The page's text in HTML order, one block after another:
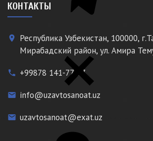
КОНТАКТЫ
place
Республика Узбекистан, 100000,
Мирабадский район, ул. Амира
phone +99878 141-77-77
email info@uzavtosanoat.uz
email uzavtosanoat@exat.uz